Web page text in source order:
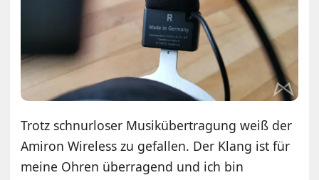
Trotz schnurloser Musikübertragung weiß der
Amiron Wireless zu gefallen. Der Klang ist für
meine Ohren überragend und ich bin